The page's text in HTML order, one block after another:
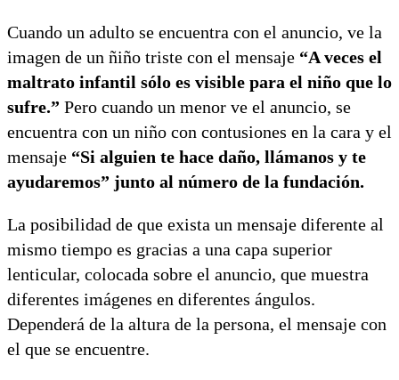
Cuando un adulto se encuentra con el anuncio, ve la
imagen de un ñiño triste con el mensaje “A veces el
maltrato infantil sólo es visible para el niño que lo
sufre.” Pero cuando un menor ve el anuncio, se
encuentra con un niño con contusiones en la cara y el
mensaje “Si alguien te hace daño, llámanos y te
ayudaremos” junto al número de la fundación.
La posibilidad de que exista un mensaje diferente al
mismo tiempo es gracias a una capa superior
lenticular, colocada sobre el anuncio, que muestra
diferentes imágenes en diferentes ángulos.
Dependerá de la altura de la persona, el mensaje con
el que se encuentre.